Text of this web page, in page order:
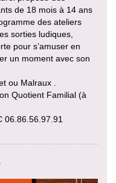
de 18 mois à 14 ans
des ateliers
sorties ludiques,
pour s’amuser en
un moment avec son
ou Malraux .
Quotient Familial (à
06.86.56.97.91